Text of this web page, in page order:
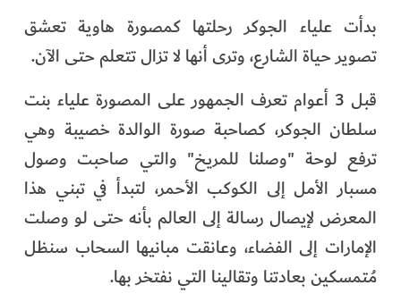
بدأت علياء الجوكر رحلتها كمصورة هاوية تعشق
تصوير حياة الشارع، وترى أنها لا تزال تتعلم حتى الآن.
قبل 3 أعوام تعرف الجمهور على المصورة علياء بنت
سلطان الجوكر، كصاحبة صورة الوالدة خصيبة وهي
ترفع لوحة "وصلنا للمريخ" والتي صاحبت وصول
مسبار الأمل إلى الكوكب الأحمر، لتبدأ في تبني هذا
المعرض لإيصال رسالة إلى العالم بأنه حتى لو وصلت
الإمارات إلى الفضاء، وعانقت مبانيها السحاب سنظل
مُتمسكين بعادتنا وتقالينا التي نفتخر بها.